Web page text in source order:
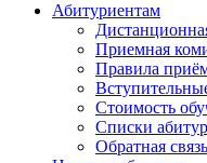
Абитуриентам
Приемная
Правила
Стоимость
Списки
Обратная связь